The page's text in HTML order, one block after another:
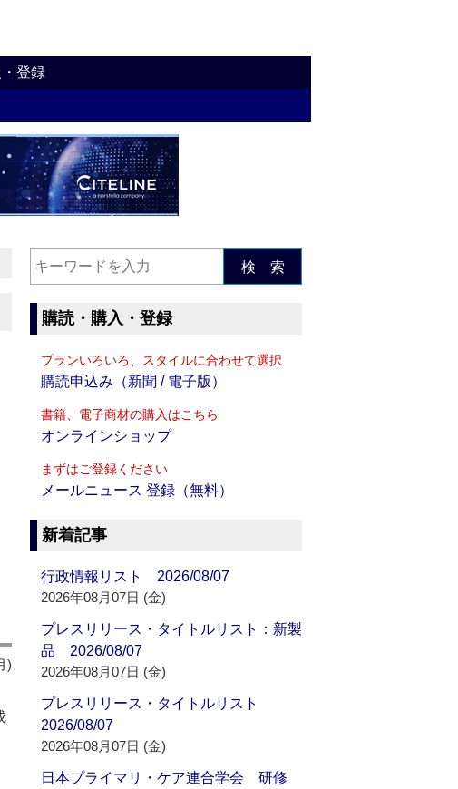
登録
)
検 索
購読・購入・登録
プランいろいろ、スタイルに合わせて選択
購読申込み（新聞 / 電子版）
書籍、電子商材の購入はこちら
オンラインショップ
まずはご登録ください
メールニュース 登録（無料）
新着記事
行政情報リスト 2026/08/07
2026年08月07日 (金)
プレスリリース・タイトルリスト：新製
品 2026/08/07
2026年08月07日 (金)
プレスリリース・タイトルリスト
2026/08/07
2026年08月07日 (金)
日本プライマリ・ケア連合学会 研修